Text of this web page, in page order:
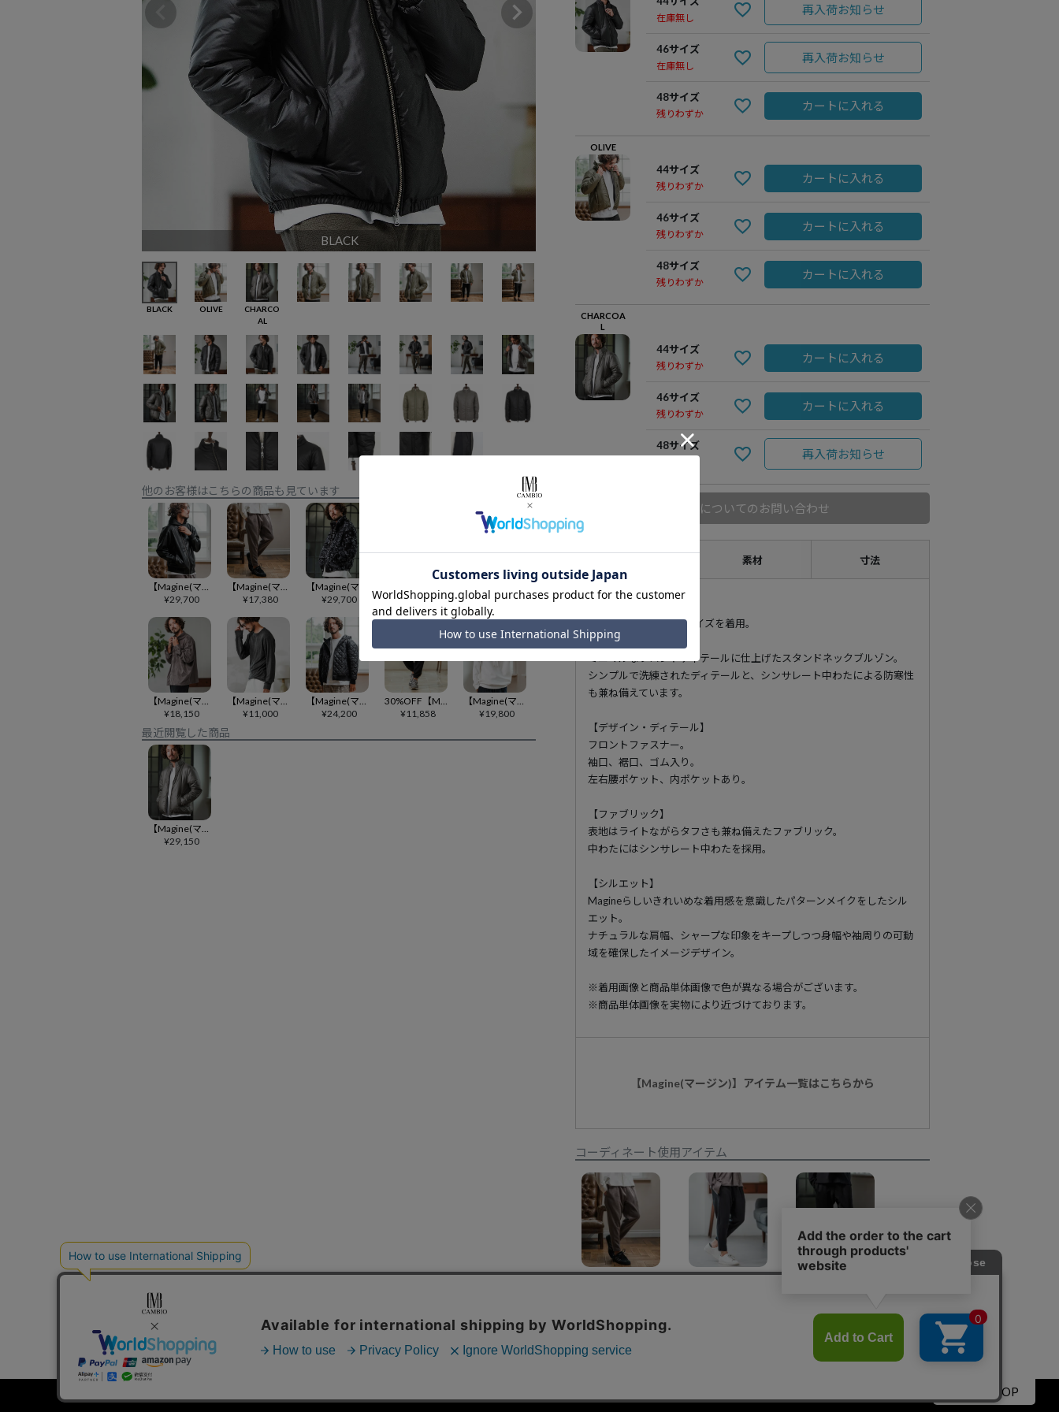
BLACK
BLACK OLIVE
CHARCO
AL
他のお客様はこちらの商品も見ています
¥29,700
¥17,380
¥29,700
¥17,600
¥14,300
¥18,150
¥11,000
¥24,200
¥11,858
¥19,800
最近閲覧した商品
¥29,150
在庫無し
再入荷お知らせ
46サイズ
在庫無し
再入荷お知らせ
48サイズ
残りわずか
カートに入れる
OLIVE
44サイズ
残りわずか
カートに入れる
46サイズ
残りわずか
カートに入れる
48サイズ
残りわずか
カートに入れる
CHARCOA
L
44サイズ
残りわずか
カートに入れる
46サイズ
残りわずか
カートに入れる
48サイズ
再入荷お知らせ
商品についてのお問い合わせ
素材 寸法
181cmのモデルが46サイズを着用。
ミニマルなフロントディテールに仕上げたスタンドネックブルゾン。
シンプルで洗練されたディテールと、シンサレート中わたによる防寒性
も兼ね備えています。
【デザイン・ディテール】
フロントファスナー。
袖口、裾口、ゴム入り。
左右腰ポケット、内ポケットあり。
【ファブリック】
表地はライトながらタフさも兼ね備えたファブリック。
中わたにはシンサレート中わたを採用。
【シルエット】
Magineらしいきれいめな着用感を意識したパターンメイクをしたシル
エット。
ナチュラルな肩幅、シャープな印象をキープしつつ身幅や袖周りの可動
域を確保したイメージデザイン。
※着用画像と商品単体画像で色が異なる場合がございます。
※商品単体画像を実物により近づけております。
【Magine(マージン)】アイテム一覧はこちらから
コーディネート使用アイテム
【Magine(マージン)】Suede Ponte Knit Tapered Pants ポンチスエードパンツ(MGN-253-018) 【Magine(マージン)】Double Cloth Tapered Pants テーパードパンツ(MGN-253-022)
▲PAGE TOP